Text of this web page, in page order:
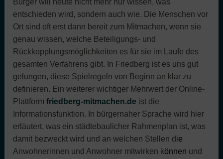
Bürger will heute nicht mehr nur wissen, was
entschieden wird, sondern auch wie. Die Menschen vor
Ort sind oft erst dann bereit zum Mitmachen, wenn sie
genau wissen, welche Beteiligungs- und
Rückkopplungsmöglichkeiten es für sie im Laufe des
gesamten Verfahrens gibt. In Friedberg ist es uns gut
gelungen, diese Spielregeln von Beginn an klar zu
definieren. Ein weiterer wichtiger Mehrwert der Online-
Plattformfriedberg-mitmachen.de ist die
Informationsfunktion. In bürgernaher Sprache wird hier
erläutert, was ein städtebaulicher Rahmenplan ist, was
damit bezweckt wird und an welchen Stellen d ie
Anwohnerinnen und Anwohner mitwirken können und